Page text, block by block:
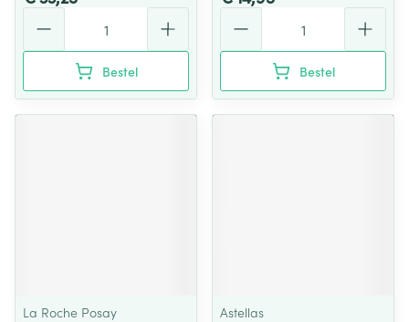
Bestel Bestel
La Roche Posay
Astellas